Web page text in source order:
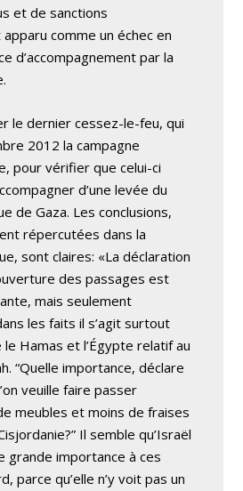
et de sanctions
comme un échec en
d’accompagnement par la
le dernier cessez-le-feu, qui
2012 la campagne
pour vérifier que celui-ci
d’une levée du
de Gaza. Les conclusions,
répercutées dans la
sont claires: «La déclaration
des passages est
mais seulement
les faits il s’agit surtout
le Hamas et l’Égypte relatif au
“Quelle importance, déclare
veuille faire passer
meubles et moins de fraises
Il semble qu’Israël
grande importance à ces
parce qu’elle n’y voit pas un